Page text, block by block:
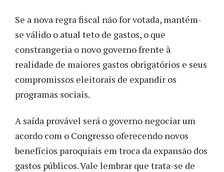
Se a nova regra fiscal não for votada, mantém-
se válido o atual teto de gastos, o que
constrangeria o novo governo frente à
realidade de maiores gastos obrigatórios e seus
compromissos eleitorais de expandir os
programas sociais.
A saída provável será o governo negociar um
acordo com o Congresso oferecendo novos
benefícios paroquiais em troca da expansão dos
gastos públicos. Vale lembrar que trata-se de